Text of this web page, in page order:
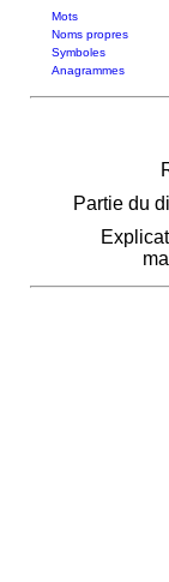
Mots
Noms propres
Symboles
Anagrammes
Partie du